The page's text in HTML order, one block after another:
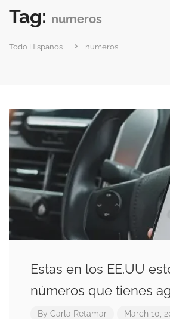
Tag: numeros
Todo Hispanos numeros
Estas en los EE.UU
números que tienes
By Carla Retamar March 10,